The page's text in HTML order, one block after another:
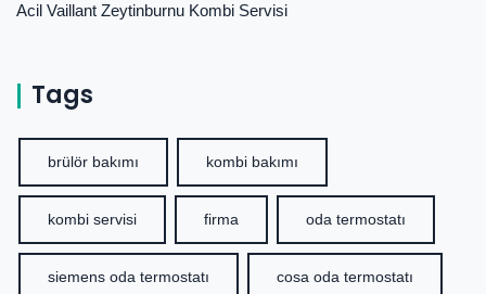
Acil Vaillant Zeytinburnu Kombi Servisi
Tags
brülör bakımı kombi bakımı
kombi servisi firma oda termostatı
siemens oda termostatı cosa oda termostatı